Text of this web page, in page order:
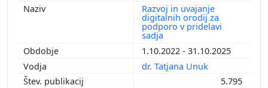
Razvoj in uvajanje
digitalnih orodij za
podporo v pridelavi
sadja
1.10.2022 - 31.10.2025
dr. Tatjana Unuk
5.795